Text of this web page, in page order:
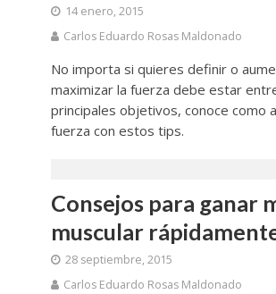
14 enero, 2015
Carlos Eduardo Rosas Maldonado
No importa si quieres definir o
maximizar la fuerza debe estar
principales objetivos, conoce como
fuerza con estos tips.
Consejos para ganar
muscular
28 septiembre, 2015
Carlos Eduardo Rosas Maldonado